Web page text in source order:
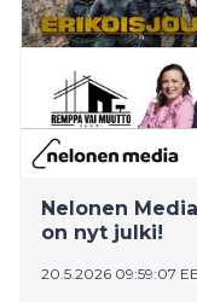
Nelonen
on nyt julki!
20.5.2026 09:59:07